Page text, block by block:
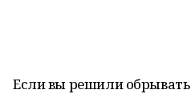
Если вы решили обрывать